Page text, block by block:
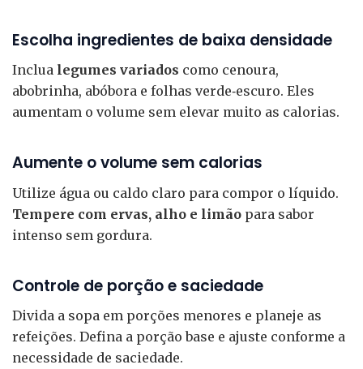
Escolha ingredientes de baixa densidade
Inclua legumes variados como cenoura,
abobrinha, abóbora e folhas verde‑escuro. Eles
aumentam o volume sem elevar muito as calorias.
Aumente o volume sem calorias
Utilize água ou caldo claro para compor o líquido.
Tempere com ervas, alho e limão para sabor
intenso sem gordura.
Controle de porção e saciedade
Divida a sopa em porções menores e planeje as
refeições. Defina a porção base e ajuste conforme a
necessidade de saciedade.